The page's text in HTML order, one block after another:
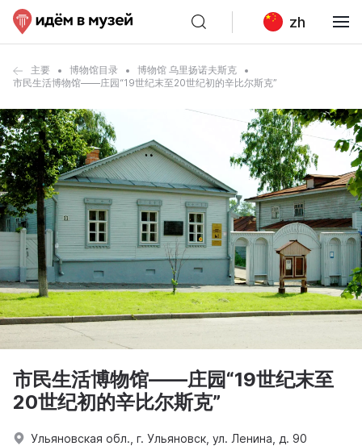
zh
主要 博物馆目录
博物馆 乌里扬诺夫斯克
市民生活博物馆——庄园“19世纪末至20世纪初的辛比尔斯克”
市民生活博物馆——庄园“19世纪末至
20世纪初的辛比尔斯克”
Ульяновская обл., г. Ульяновск, ул. Ленина, д. 90